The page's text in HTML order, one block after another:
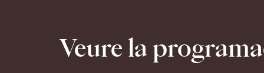
Veure la